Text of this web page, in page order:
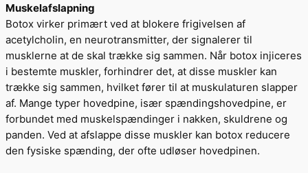
Muskelafslapning
Botox virker primært ved at blokere frigivelsen af
acetylcholin, en neurotransmitter, der signalerer til
musklerne at de skal trække sig sammen. Når botox injiceres
i bestemte muskler, forhindrer det, at disse muskler kan
trække sig sammen, hvilket fører til at muskulaturen slapper
af. Mange typer hovedpine, især spændingshovedpine, er
forbundet med muskelspændinger i nakken, skuldrene og
panden. Ved at afslappe disse muskler kan botox reducere
den fysiske spænding, der ofte udløser hovedpinen.